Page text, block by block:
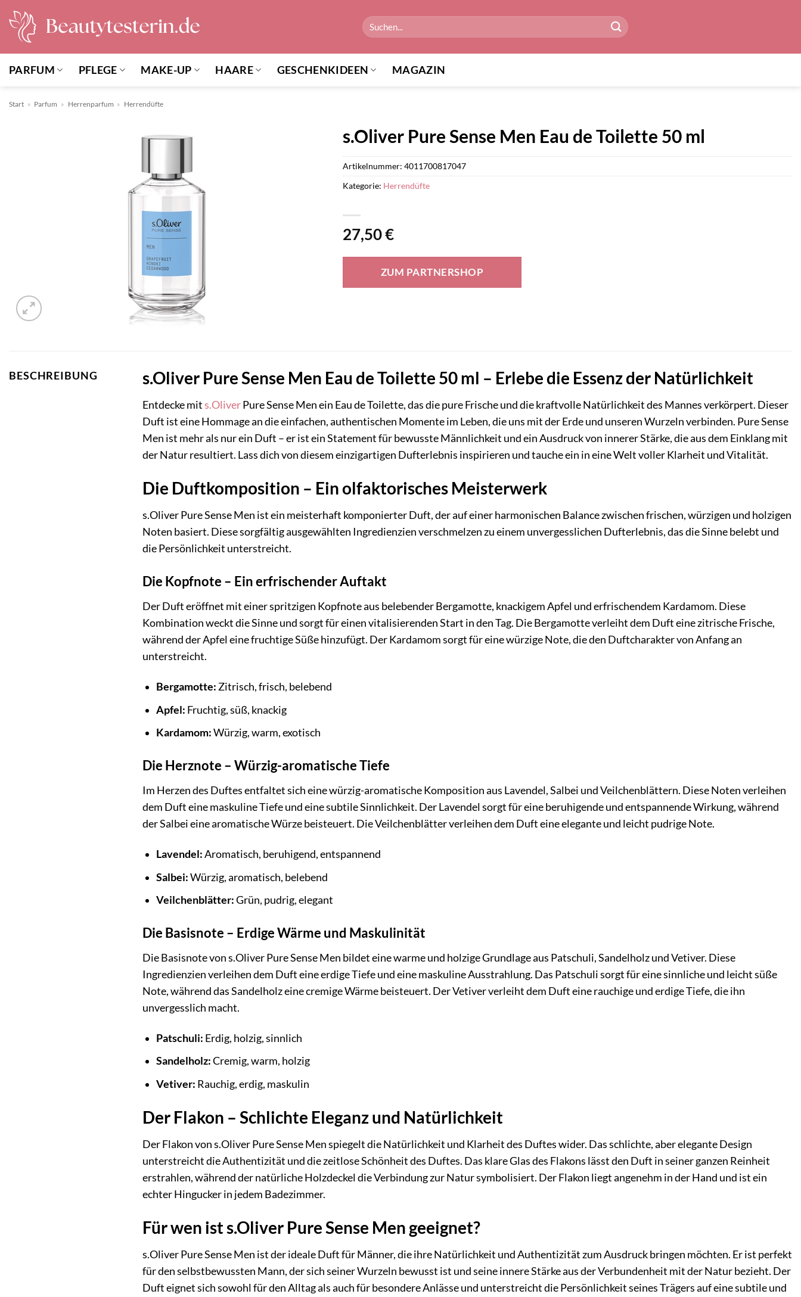
Inhalt
springen
Suchen
nach:
PARFUM PFLEGE MAKE-UP HAARE GESCHENKIDEEN MAGAZIN
Start » Parfum » Herrenparfum » Herrendüfte
s.Oliver Pure Sense Men Eau de Toilette 50 ml
27,50€
ZUM PARTNERSHOP
Artikelnummer: 4011700817047
Kategorie: Herrendüfte
BESCHREIBUNG s.Oliver Pure Sense Men Eau de Toilette 50 ml – Erlebe die Essenz der Natürlichkeit
Entdecke mits.OliverPure Sense Men ein Eau de Toilette, das die pure Frische und die kraftvolle Natürlichkeit des Mannes verkörpert. Dieser
Duft ist eine Hommage an die einfachen, authentischen Momente im Leben, die uns mit der Erde und unseren Wurzeln verbinden. Pure Sense
Men ist mehr als nur ein Duft – er ist ein Statement für bewusste Männlichkeit und ein Ausdruck von innerer Stärke, die aus dem Einklang mit
der Natur resultiert. Lass dich von diesem einzigartigen Dufterlebnis inspirieren und tauche ein in eine Welt voller Klarheit und Vitalität.
Die Duftkomposition – Ein olfaktorisches Meisterwerk
s.Oliver Pure Sense Men ist ein meisterhaft komponierter Duft, der auf einer harmonischen Balance zwischen frischen, würzigen und holzigen
Noten basiert. Diese sorgfältig ausgewählten Ingredienzien verschmelzen zu einem unvergesslichen Dufterlebnis, das die Sinne belebt und
die Persönlichkeit unterstreicht.
Die Kopfnote – Ein erfrischender Auftakt
Der Duft eröffnet mit einer spritzigen Kopfnote aus belebender Bergamotte, knackigem Apfel und erfrischendem Kardamom. Diese
Kombination weckt die Sinne und sorgt für einen vitalisierenden Start in den Tag. Die Bergamotte verleiht dem Duft eine zitrische Frische,
während der Apfel eine fruchtige Süße hinzufügt. Der Kardamom sorgt für eine würzige Note, die den Duftcharakter von Anfang an
unterstreicht.
Bergamotte: Zitrisch, frisch, belebend
Apfel: Fruchtig, süß, knackig
Kardamom:Würzig, warm, exotisch
Die Herznote – Würzig-aromatische Tiefe
Im Herzen des Duftes entfaltet sich eine würzig-aromatische Komposition aus Lavendel, Salbei und Veilchenblättern. Diese Noten verleihen
dem Duft eine maskuline Tiefe und eine subtile Sinnlichkeit. Der Lavendel sorgt für eine beruhigende und entspannende Wirkung, während
der Salbei eine aromatische Würze beisteuert. Die Veilchenblätter verleihen dem Duft eine elegante und leicht pudrige Note.
Lavendel:Aromatisch, beruhigend, entspannend
Salbei:Würzig, aromatisch, belebend
Veilchenblätter:Grün, pudrig, elegant
Die Basisnote – Erdige Wärme und Maskulinität
Die Basisnote von s.Oliver Pure Sense Men bildet eine warme und holzige Grundlage aus Patschuli, Sandelholz und Vetiver. Diese
Ingredienzien verleihen dem Duft eine erdige Tiefe und eine maskuline Ausstrahlung. Das Patschuli sorgt für eine sinnliche und leicht süße
Note, während das Sandelholz eine cremige Wärme beisteuert. Der Vetiver verleiht dem Duft eine rauchige und erdige Tiefe, die ihn
unvergesslich macht.
Patschuli: Erdig, holzig, sinnlich
Sandelholz:Cremig, warm, holzig
Vetiver: Rauchig, erdig, maskulin
Der Flakon – Schlichte Eleganz und Natürlichkeit
Der Flakon von s.Oliver Pure Sense Men spiegelt die Natürlichkeit und Klarheit des Duftes wider. Das schlichte, aber elegante Design
unterstreicht die Authentizität und die zeitlose Schönheit des Duftes. Das klare Glas des Flakons lässt den Duft in seiner ganzen Reinheit
erstrahlen, während der natürliche Holzdeckel die Verbindung zur Natur symbolisiert. Der Flakon liegt angenehm in der Hand und ist ein
echter Hingucker in jedem Badezimmer.
Für wen ist s.Oliver Pure Sense Men geeignet?
s.Oliver Pure Sense Men ist der ideale Duft für Männer, die ihre Natürlichkeit und Authentizität zum Ausdruck bringen möchten. Er ist perfekt
für den selbstbewussten Mann, der sich seiner Wurzeln bewusst ist und seine innere Stärke aus der Verbundenheit mit der Natur bezieht. Der
Duft eignet sich sowohl für den Alltag als auch für besondere Anlässe und unterstreicht die Persönlichkeit seines Trägers auf eine subtile und